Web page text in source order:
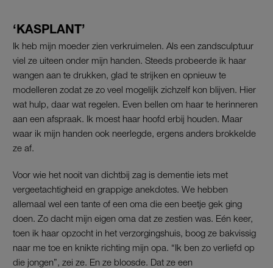
‘KASPLANT’
Ik heb mijn moeder zien verkruimelen. Als een zandsculptuur
viel ze uiteen onder mijn handen. Steeds probeerde ik haar
wangen aan te drukken, glad te strijken en opnieuw te
modelleren zodat ze zo veel mogelijk zichzelf kon blijven. Hier
wat hulp, daar wat regelen. Even bellen om haar te herinneren
aan een afspraak. Ik moest haar hoofd erbij houden. Maar
waar ik mijn handen ook neerlegde, ergens anders brokkelde
ze af.
Voor wie het nooit van dichtbij zag is dementie iets met
vergeetachtigheid en grappige anekdotes. We hebben
allemaal wel een tante of een oma die een beetje gek ging
doen. Zo dacht mijn eigen oma dat ze zestien was. Eén keer,
toen ik haar opzocht in het verzorgingshuis, boog ze bakvissig
naar me toe en knikte richting mijn opa. “Ik ben zo verliefd op
die jongen”, zei ze. En ze bloosde. Dat ze een